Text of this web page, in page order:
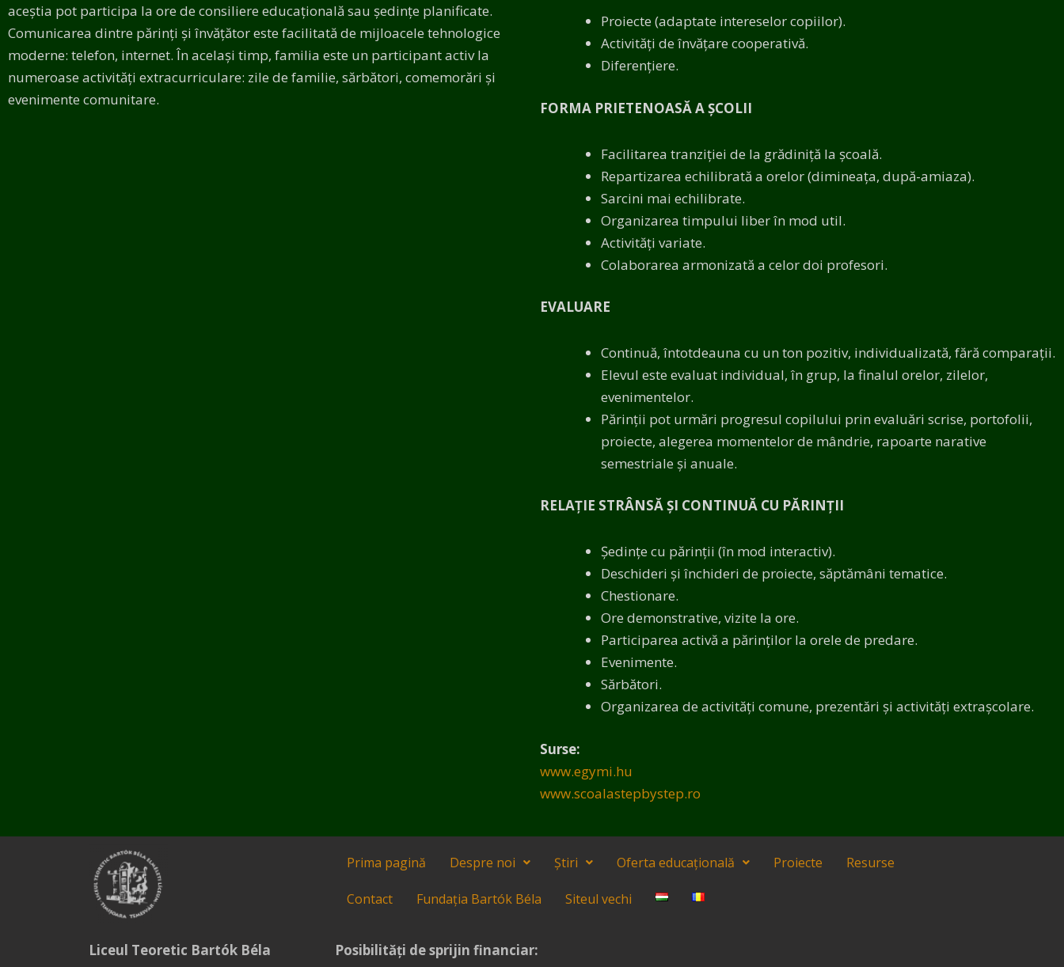
aceștia pot participa la ore de consiliere educațională sau ședințe planificate.
Comunicarea dintre părinți și învățător este facilitată de mijloacele tehnologice
moderne: telefon, internet. În același timp, familia este un participant activ la
numeroase activități extracurriculare: zile de familie, sărbători, comemorări și
evenimente comunitare.
Proiecte (adaptate intereselor copiilor).
Activități de învățare cooperativă.
Diferențiere.
FORMA PRIETENOASĂ A ȘCOLII
Facilitarea tranziției de la grădiniță la școală.
Repartizarea echilibrată a orelor (dimineața, după-amiaza).
Sarcini mai echilibrate.
Organizarea timpului liber în mod util.
Activități variate.
Colaborarea armonizată a celor doi profesori.
EVALUARE
Continuă, întotdeauna cu un ton pozitiv, individualizată, fără comparații.
Elevul este evaluat individual, în grup, la finalul orelor, zilelor,
evenimentelor.
Părinții pot urmări progresul copilului prin evaluări scrise, portofolii,
proiecte, alegerea momentelor de mândrie, rapoarte narative
semestriale și anuale.
RELAȚIE STRÂNSĂ ȘI CONTINUĂ CU PĂRINȚII
Ședințe cu părinții (în mod interactiv).
Deschideri și închideri de proiecte, săptămâni tematice.
Chestionare.
Ore demonstrative, vizite la ore.
Participarea activă a părinților la orele de predare.
Evenimente.
Sărbători.
Organizarea de activități comune, prezentări și activități extrașcolare.
Surse:
www.egymi.hu
www.scoalastepbystep.ro
Liceul Teoretic Bartók Béla
Prima pagină Despre noi Știri Oferta educațională Proiecte Resurse
Contact Fundația Bartók Béla Siteul vechi
Posibilități de sprijin financiar: